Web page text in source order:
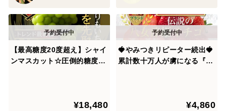
【最高糖度20度超え】シャイ
ンマスカット☆圧倒的糖度×
れ】高級ぶどう家庭用・ギフ
¥18,480
🍓やみつきリピーター続出🍓
累計数十万人が虜になる『八
¥4,860